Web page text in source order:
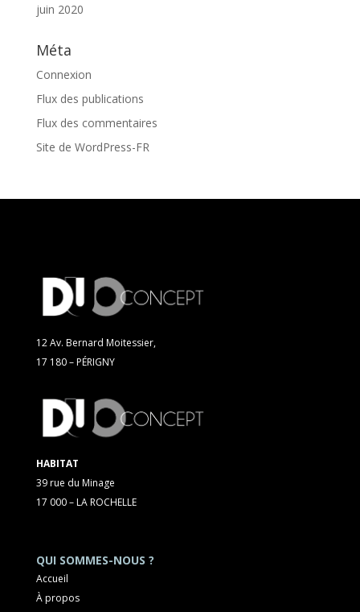
juin 2020
Méta
Connexion
Flux des publications
Flux des commentaires
Site de WordPress-FR
12 Av. Bernard Moitessier,
17 180 – PÉRIGNY
HABITAT
39 rue du Minage
17 000 – LA ROCHELLE
QUI SOMMES-NOUS ?
Accueil
À propos